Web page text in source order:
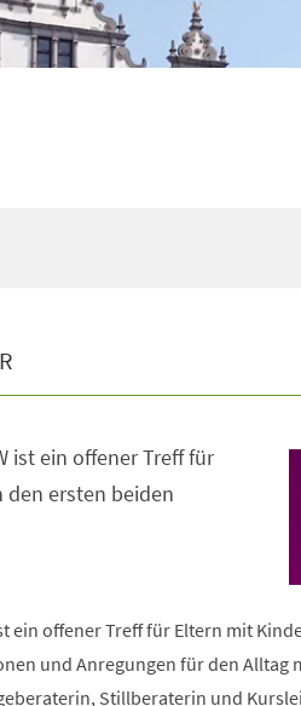
ist ein offener Treff für
ersten beiden
ein offener Treff für Eltern mit
und Anregungen für den Alltag
Stillberaterin und